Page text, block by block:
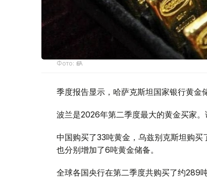
Фото: ӨзА
季度报告显示，哈萨克斯坦国家银行黄金
波兰是2026年第二季度最大的黄金买家
中国购买了33吨黄金，乌兹别克斯坦购
也分别增加了6吨黄金储备。
全球各国央行在第二季度共购买了约289